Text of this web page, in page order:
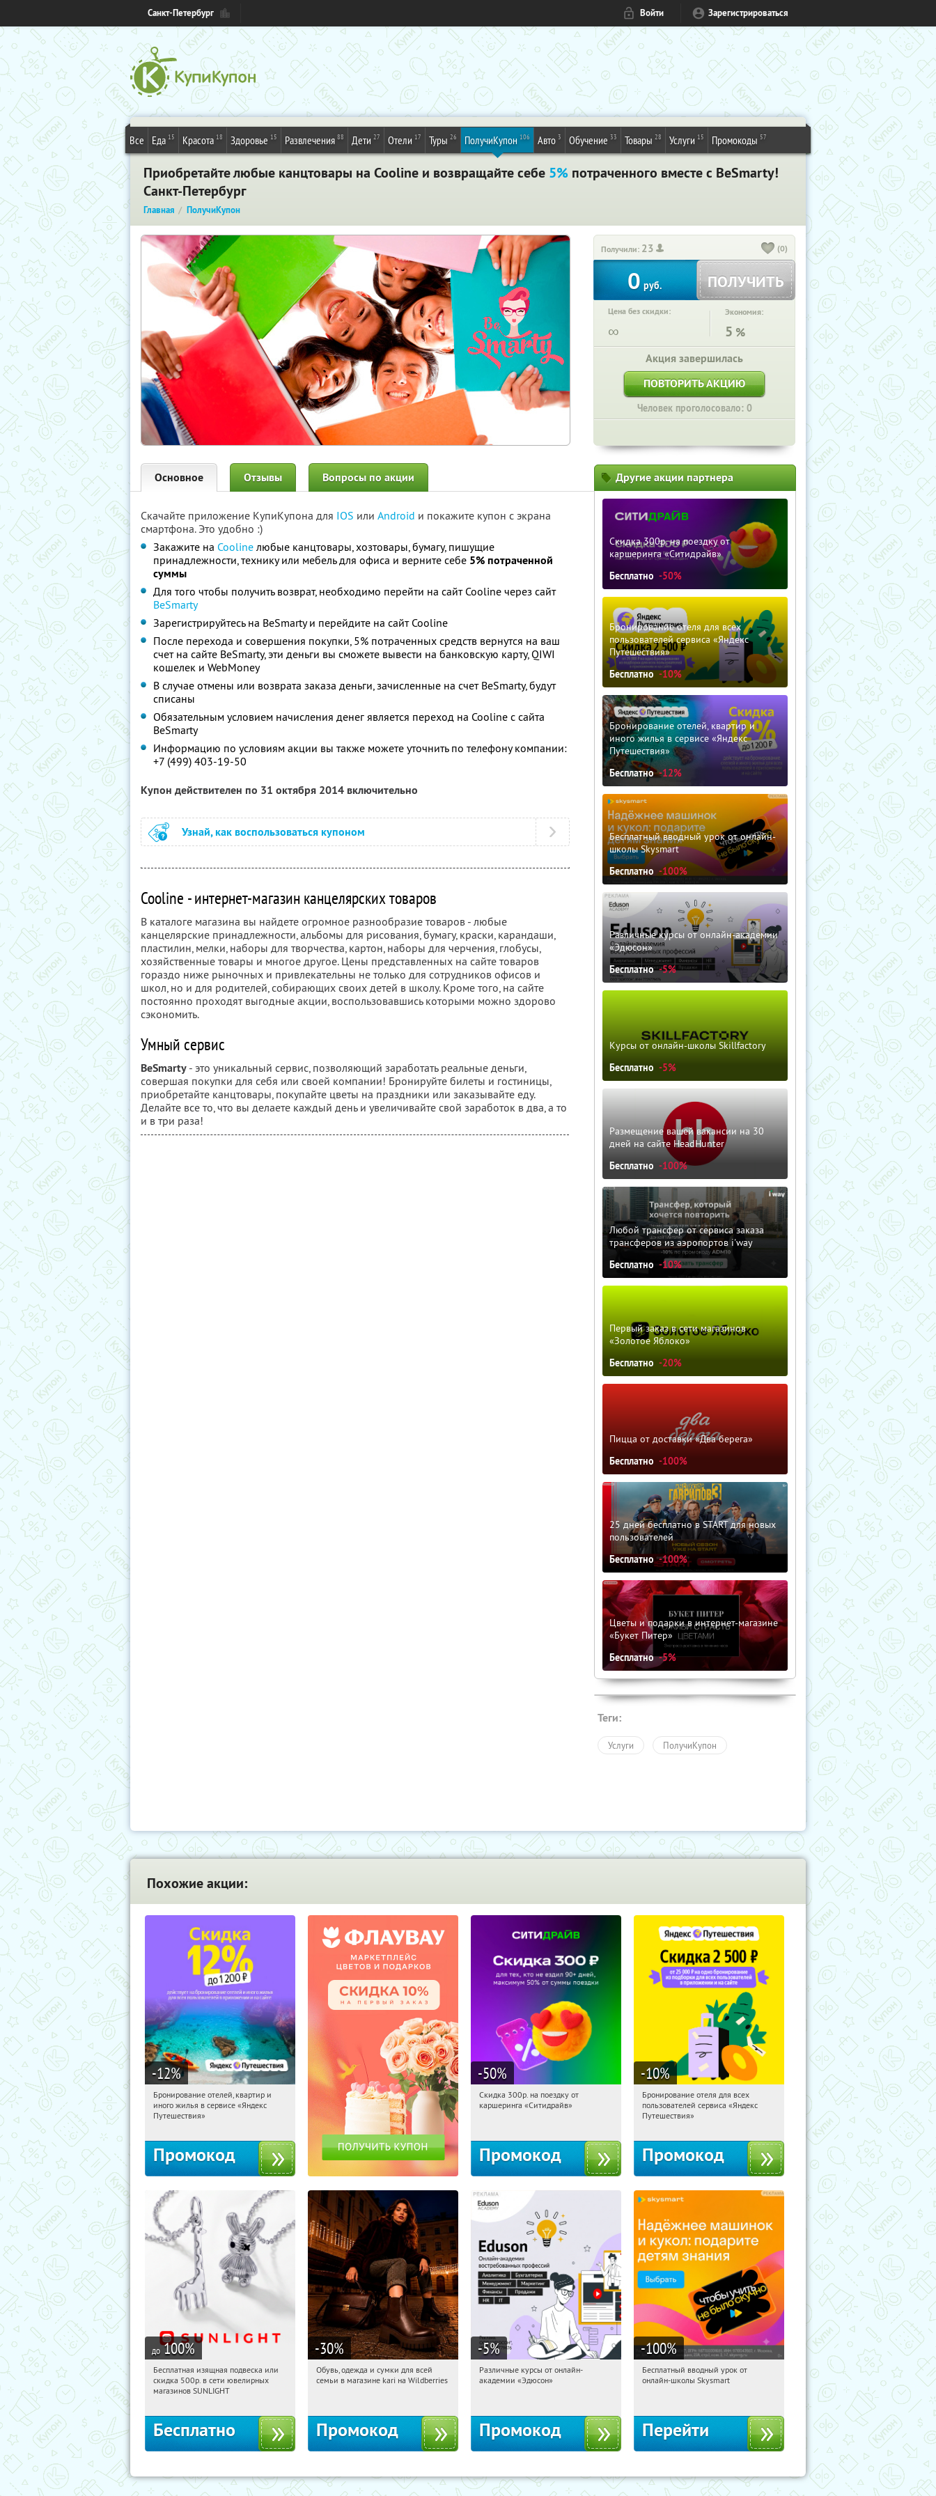
Санкт-Петербург Войти Зарегистрироваться
Все Еда 15 Красота 18 Здоровье 15 Развлечения 88 Дети 27 Отели 17 Туры 26 ПолучиКупон 106 Авто 3 Обучение 33 Товары 28 Услуги 15 Промокоды 57
Приобретайте любые канцтовары на Cooline и возвращайте себе 5% потраченного вместе с BeSmarty!
Санкт-Петербург
Главная ПолучиКупон
Получили: 23 (0)
0 руб. ПОЛУЧИТЬ
Цена без скидки:
∞
Экономия:
5 %
Акция завершилась
ПОВТОРИТЬ АКЦИЮ
Человек проголосовало: 0
Основное Отзывы Вопросы по акции
Скачайте приложение КупиКупона для IOS или Android и покажите купон с экрана
смартфона. Это удобно :)
Закажите на Cooline любые канцтовары, хозтовары, бумагу, пишущие
принадлежности, технику или мебель для офиса и верните себе 5% потраченной
суммы
Для того чтобы получить возврат, необходимо перейти на сайт Cooline через сайт
BeSmarty
Зарегистрируйтесь на BeSmarty и перейдите на сайт Cooline
После перехода и совершения покупки, 5% потраченных средств вернутся на ваш
счет на сайте BeSmarty, эти деньги вы сможете вывести на банковскую карту, QIWI
кошелек и WebMoney
В случае отмены или возврата заказа деньги, зачисленные на счет BeSmarty, будут
списаны
Обязательным условием начисления денег является переход на Cooline с сайта
BeSmarty
Информацию по условиям акции вы также можете уточнить по телефону компании:
+7 (499) 403-19-50
Купон действителен по 31 октября 2014 включительно
Узнай, как воспользоваться купоном
Cooline - интернет-магазин канцелярских товаров
В каталоге магазина вы найдете огромное разнообразие товаров - любые
канцелярские принадлежности, альбомы для рисования, бумагу, краски, карандаши,
пластилин, мелки, наборы для творчества, картон, наборы для черчения, глобусы,
хозяйственные товары и многое другое. Цены представленных на сайте товаров
гораздо ниже рыночных и привлекательны не только для сотрудников офисов и
школ, но и для родителей, собирающих своих детей в школу. Кроме того, на сайте
постоянно проходят выгодные акции, воспользовавшись которыми можно здорово
сэкономить.
Умный сервис
BeSmarty - это уникальный сервис, позволяющий заработать реальные деньги,
совершая покупки для себя или своей компании! Бронируйте билеты и гостиницы,
приобретайте канцтовары, покупайте цветы на праздники или заказывайте еду.
Делайте все то, что вы делаете каждый день и увеличивайте свой заработок в два, а то
и в три раза!
Другие акции партнера
Скидка 300р. на поездку от
каршеринга «Ситидрайв»
Бесплатно -50%
Бронирование отеля для всех
пользователей сервиса «Яндекс
Путешествия»
Бесплатно -10%
Бронирование отелей, квартир и
иного жилья в сервисе «Яндекс
Путешествия»
Бесплатно -12%
Бесплатный вводный урок от онлайн-
школы Skysmart
Бесплатно -100%
Различные курсы от онлайн-академии
«Эдюсон»
Бесплатно -5%
Курсы от онлайн-школы Skillfactory
Бесплатно -5%
Размещение вашей вакансии на 30
дней на сайте HeadHunter
Бесплатно -100%
Любой трансфер от сервиса заказа
трансферов из аэропортов i'way
Бесплатно -10%
Первый заказ в сети магазинов
«Золотое Яблоко»
Бесплатно -20%
Пицца от доставки «Два берега»
Бесплатно -100%
25 дней бесплатно в START для новых
пользователей
Бесплатно -100%
Цветы и подарки в интернет-магазине
«Букет Питер»
Бесплатно -5%
Теги:
Услуги ПолучиКупон
Похожие акции:
-12%
07:23:03
Получи первым!
Россия
Бронирование отелей, квартир и
иного жилья в сервисе «Яндекс
Путешествия»
Промокод
-50%
07:23:03
Получи первым!
Скидка 300р. на поездку от
каршеринга «Ситидрайв»
Промокод
-10%
07:23:03
Получи первым!
Россия
Бронирование отеля для всех
пользователей сервиса «Яндекс
Путешествия»
Промокод
до 100%
07:23:03 Получили:
Россия
Бесплатная изящная подвеска или
скидка 500р. в сети ювелирных
магазинов SUNLIGHT
Бесплатно
-30%
07:23:03 Получили:
Обувь, одежда и сумки для всей
семьи в магазине kari на Wildberries
Промокод
-5%
07:23:03 Получили:
Различные курсы от онлайн-
академии «Эдюсон»
Промокод
-100%
07:23:03
Получи первым!
Бесплатный вводный урок от
онлайн-школы Skysmart
Перейти